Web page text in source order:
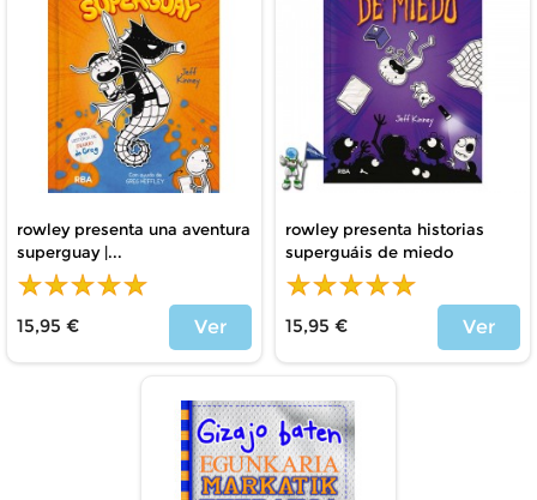
rowley presenta una aventura
superguay |...
15,95 €
Ver
rowley presenta historias
superguáis de miedo
15,95 €
Ver